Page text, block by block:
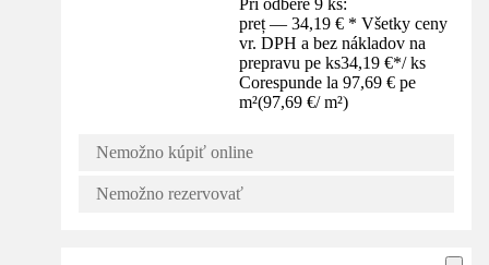
preț — 34,19 € * Všetky ceny
vr. DPH a bez nákladov na
prepravu pe ks34,19 €*/ ks
Corespunde la 97,69 € pe
m²(97,69 €/ m²)
Nemožno kúpiť online
Nemožno rezervovať